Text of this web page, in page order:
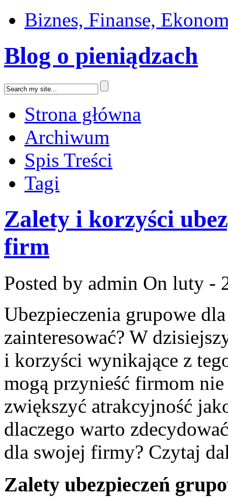
Biznes, Finanse,
Blog o pieniądzach
Strona główna
Archiwum
Spis Treści
Tagi
Zalety i korzyści
firm
Posted by admin On luty -
Ubezpieczenia grupowe‌
zainteresować? W
i korzyści wynikające z
mogą przynieść firmom
zwiększyć atrakcyjność
dlaczego warto
dla swojej⁢ firmy? Czytaj
Zalety ubezpieczeń